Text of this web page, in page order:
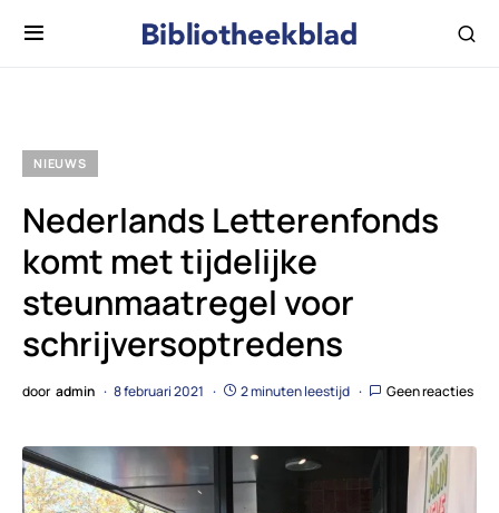
NIEUWS
Nederlands Letterenfonds
komt met tijdelijke
steunmaatregel voor
schrijversoptredens
door admin 8 februari 2021 2 minuten leestijd Geen reacties